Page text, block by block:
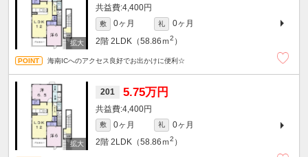
4,400円
敷 0ヶ月 礼
0ヶ月
2階 2LDK（58.86ｍ2 ）
海南ICへのアクセス良好でお出かけに便利☆
201 5.75万円
4,400円
敷 0ヶ月 礼
0ヶ月
2階 2LDK（58.86ｍ2 ）